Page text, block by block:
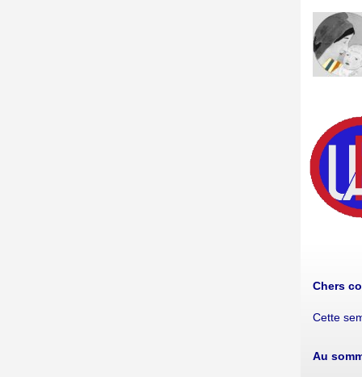
Chers
Cette
Au